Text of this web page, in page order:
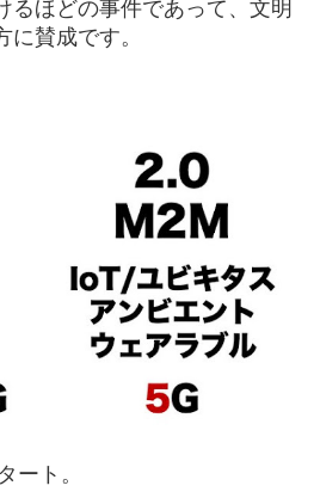
るほどの事件であって、文明
賛成です。
ート。